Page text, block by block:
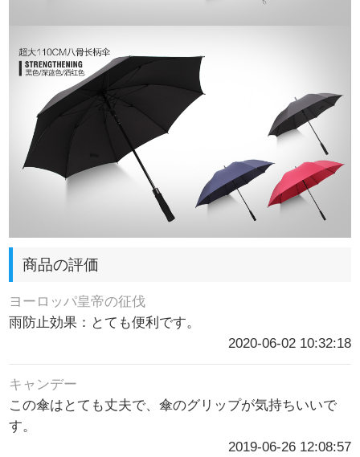
商品の評価
ヨーロッパ皇帝の征伐
雨防止効果：とても便利です。
2020-06-02 10:32:18
キャンデー
この傘はとても丈夫で、傘のグリップが気持ちいいで
す。
2019-06-26 12:08:57